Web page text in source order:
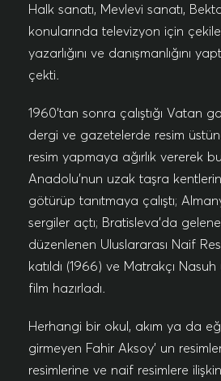
Halk sanatı, Mevlevi sanatı,
konularında televizyon için
yazarlığını ve danışmanlığını
çekti.
1960’tan sonra çalıştığı Vatan
dergi ve gazetelerde resim
resim yapmaya ağırlık vererek
Anadolu’nun uzak taşra
götürüp tanıtmaya çalıştı;
sergiler açtı; Bratisleva’da
düzenlenen Uluslararası Naif
katıldı (1966) ve Matrakçı
film hazırladı.
Herhangi bir okul, akım ya da
girmeyen Fahir Aksoy’ un
resimlerine ve naif resimlere